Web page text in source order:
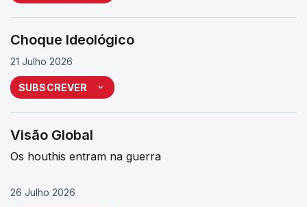
Choque Ideológico
21 Julho 2026
SUBSCREVER
Visão Global
Os houthis entram na guerra
26 Julho 2026